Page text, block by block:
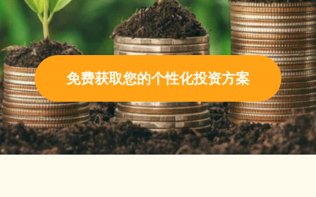
险。
免费获取您的个性化投资方案